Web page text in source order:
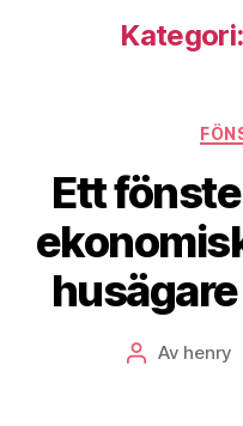
Kategori:
Ett
Av henry